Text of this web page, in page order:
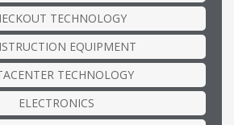
TECHNOLOGY
EQUIPMENT
TECHNOLOGY
ELECTRONICS